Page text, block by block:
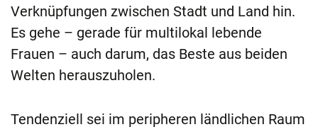
Verknüpfungen zwischen Stadt und Land hin.
Es gehe – gerade für multilokal lebende
Frauen – auch darum, das Beste aus beiden
Welten herauszuholen.
Tendenziell sei im peripheren ländlichen Raum